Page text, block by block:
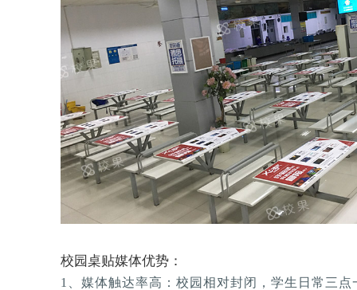
校园桌贴媒体优势：
1、媒体触达率高：校园相对封闭，学生日常三